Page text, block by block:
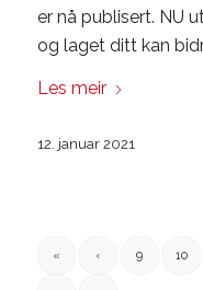
er nå publisert. NU
og laget ditt kan
Les meir
12. januar 2021
« ‹ 9 10